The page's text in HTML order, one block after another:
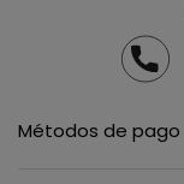
Métodos de pago